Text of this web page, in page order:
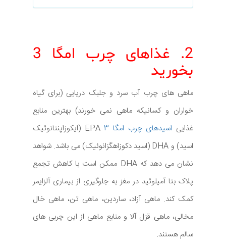
2. غذاهای چرب امگا 3
بخورید
ماهی های چرب آب سرد و جلبک دریایی (برای گیاه
خواران و کسانیکه ماهی نمی خورند) بهترین منابع
غذایی اسیدهای چرب امگا 3
EPA (ایکوزاپنتانوئیک
اسید) و DHA (اسید دکوزاهگزانوئیک) می باشد. شواهد
نشان می دهد که DHA ممکن است با کاهش تجمع
پلاک بتا آمیلوئید در مغز به جلوگیری از بیماری آلزایمر
کمک کند. ماهی آزاد، ساردین، ماهی تن، ماهی خال
مخالی، ماهی قزل آلا و منابع ماهی از این چربی های
سالم هستند.